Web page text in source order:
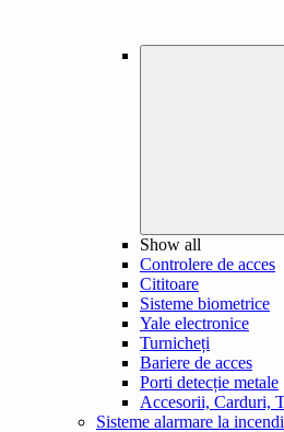
Show all
Controlere de acces
Cititoare
Sisteme biometrice
Yale electronice
Turnicheți
Bariere de acces
Porti detecție metale
Accesorii, Carduri,
Sisteme alarmare la